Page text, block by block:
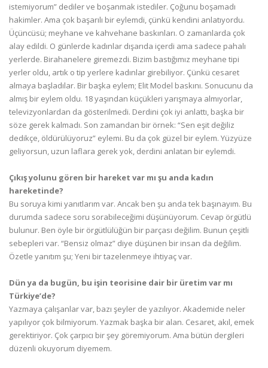
istemiyorum” dediler ve boşanmak istediler. Çoğunu boşamadı
hakimler. Ama çok başarılı bir eylemdi, çünkü kendini anlatıyordu.
Üçüncüsü; meyhane ve kahvehane baskınları. O zamanlarda çok
alay edildi. O günlerde kadınlar dışarıda içerdi ama sadece pahalı
yerlerde. Birahanelere giremezdi. Bizim bastığımız meyhane tipi
yerler oldu, artık o tip yerlere kadınlar girebiliyor. Çünkü cesaret
almaya başladılar. Bir başka eylem; Elit Model baskını. Sonucunu da
almış bir eylem oldu. 18 yaşından küçükleri yarışmaya almıyorlar,
televizyonlardan da gösterilmedi. Derdini çok iyi anlattı, başka bir
söze gerek kalmadı. Son zamandan bir örnek: “Sen eşit değiliz
dedikçe, öldürülüyoruz” eylemi. Bu da çok güzel bir eylem. Yüzyüze
geliyorsun, uzun laflara gerek yok, derdini anlatan bir eylemdi.
Çıkış yolunu gören bir hareket var mı şu anda kadın
hareketinde?
Bu soruya kimi yanıtlarım var. Ancak ben şu anda tek başınayım. Bu
durumda sadece soru sorabileceğimi düşünüyorum. Cevap örgütlü
bulunur. Ben öyle bir örgütlülüğün bir parçası değilim. Bunun çeşitli
sebepleri var. “Bensiz olmaz” diye düşünen bir insan da değilim.
Özetle yanıtım şu; Yeni bir tazelenmeye ihtiyaç var.
Dün ya da bugün, bu işin teorisine dair bir üretim var mı
Türkiye’de?
Yazmaya çalışanlar var, bazı şeyler de yazılıyor. Akademide neler
yapılıyor çok bilmiyorum. Yazmak başka bir alan. Cesaret, akıl, emek
gerektiriyor. Çok çarpıcı bir şey göremiyorum. Ama bütün dergileri
düzenli okuyorum diyemem.